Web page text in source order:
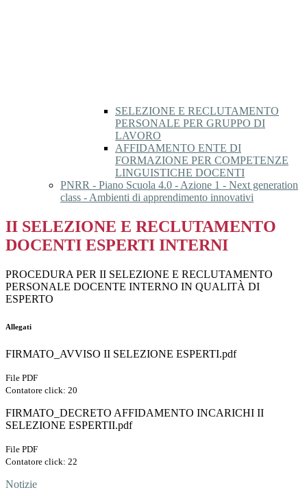
SELEZIONE E RECLUTAMENTO
PERSONALE PER GRUPPO DI
LAVORO
AFFIDAMENTO ENTE DI
FORMAZIONE PER COMPETENZE
LINGUISTICHE DOCENTI
PNRR - Piano Scuola 4.0 - Azione 1 - Next generation
class - Ambienti di apprendimento innovativi
II SELEZIONE E RECLUTAMENTO
DOCENTI ESPERTI INTERNI
PROCEDURA PER II SELEZIONE E RECLUTAMENTO
PERSONALE DOCENTE INTERNO IN QUALITÀ DI
ESPERTO
Allegati
FIRMATO_AVVISO II SELEZIONE ESPERTI.pdf
File PDF
Contatore click: 20
FIRMATO_DECRETO AFFIDAMENTO INCARICHI II
SELEZIONE ESPERTII.pdf
File PDF
Contatore click: 22
Notizie